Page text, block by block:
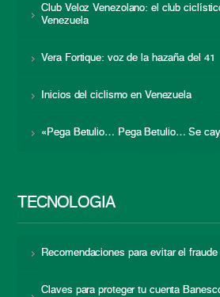
Club Veloz Venezolano: el club
Venezuela
Vera Fortique: voz de la hazaña del 41
Inicios del ciclismo en Venezuela
«Pega Betulio… Pega Betulio… Se
TECNOLOGÍA
Recomendaciones para evitar el
Claves para proteger tu cuenta